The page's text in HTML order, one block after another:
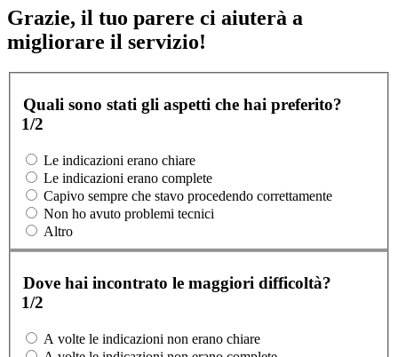
Grazie, il tuo parere ci aiuterà a
migliorare il servizio!
Quali sono stati gli aspetti che hai preferito?
1/2
Le indicazioni erano chiare
Le indicazioni erano complete
Capivo sempre che stavo procedendo correttamente
Non ho avuto problemi tecnici
Altro
Dove hai incontrato le maggiori difficoltà?
1/2
A volte le indicazioni non erano chiare